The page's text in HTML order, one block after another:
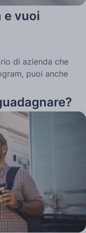
e vuoi
di azienda che
puoi anche